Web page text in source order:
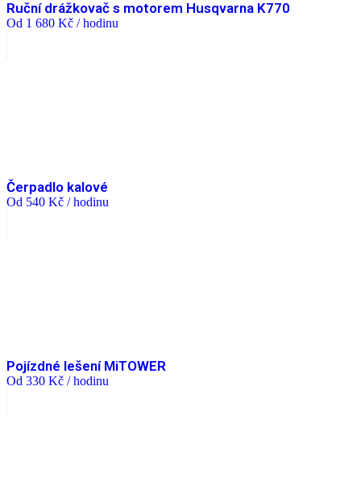
Ruční drážkovač s motorem Husqvarna K770
Od 1 680 Kč / hodinu
Čerpadlo kalové
Od 540 Kč / hodinu
Pojízdné lešení MiTOWER
Od 330 Kč / hodinu